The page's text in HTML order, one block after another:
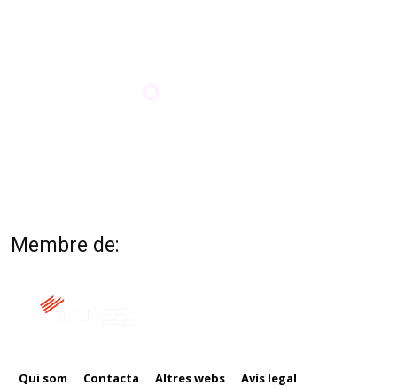
Membre de:
Qui som Contacta Altres webs Avís legal